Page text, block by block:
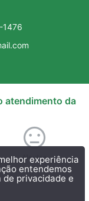
1476
experiência
entendemos
de privacidade e
atendimento da
Neutro